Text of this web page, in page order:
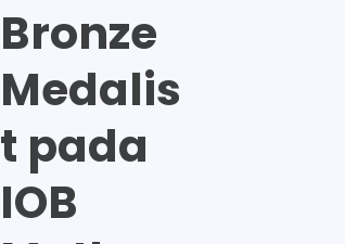
Bronze
Medalis
t pada
IOB